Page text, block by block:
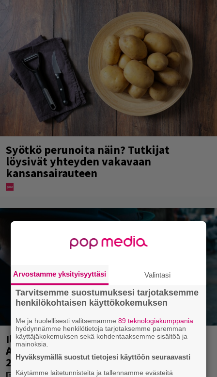
Syötkö perunoita näin? Tutkijat
löysivät yhteyden vakavaan
kansansairauteen
Illalla tv:ssä: Perinteinen dekkari
Agatha Christien hengessä – vuoden
2023 leffa tarjoaa murhamysteerin
Arvostamme yksityisyyttäsi Valintasi
Tarvitsemme suostumuksesi tarjotaksemme
henkilökohtaisen käyttökokemuksen
Me ja huolellisesti valitsemamme89 teknologiakumppania
hyödynnämme henkilötietoja tarjotaksemme paremman
käyttäjäkokemuksen sekä kohdentaaksemme sisältöä ja
mainoksia.
Hyväksymällä suostut tietojesi käyttöön seuraavasti
Käytämme laitetunnisteita ja tallennamme evästeitä